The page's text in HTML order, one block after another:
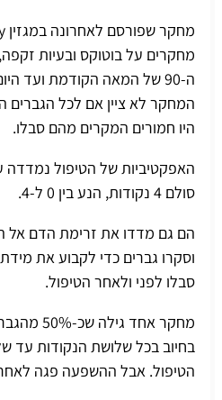
מחקרים על בוטוקס ובעיות זקפה
המחקר לא ציין אם לכל הגברים
היו חמורים המקרים מהם סבלו.
האפקטיביות של הטיפול נמדדה
סולם 4 נקודות, הנע בין 0 ל-4.
הם גם מדדו את זרימת הדם אל
וסקרו גברים כדי לקבוע את
סבלו לפני ולאחר הטיפול.
מחקר אחד
בחיוב בכל שלושת הנקודות עד
הטיפול. אבל ההשפעה פגה לאחר כ-6